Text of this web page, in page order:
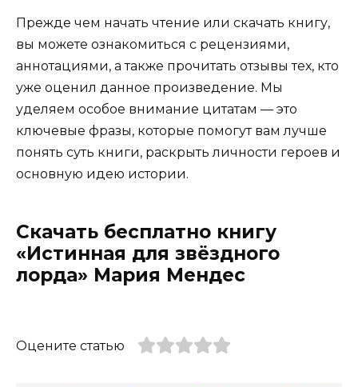
Прежде чем начать чтение или скачать книгу,
вы можете ознакомиться с рецензиями,
аннотациями, а также прочитать отзывы тех, кто
уже оценил данное произведение. Мы
уделяем особое внимание цитатам — это
ключевые фразы, которые помогут вам лучше
понять суть книги, раскрыть личности героев и
основную идею истории.
Скачать бесплатно книгу
«Истинная для звёздного
лорда» Мария Мендес
Оцените статью